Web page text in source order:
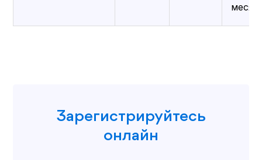
Зарегистрируйтесь
онлайн
месяц